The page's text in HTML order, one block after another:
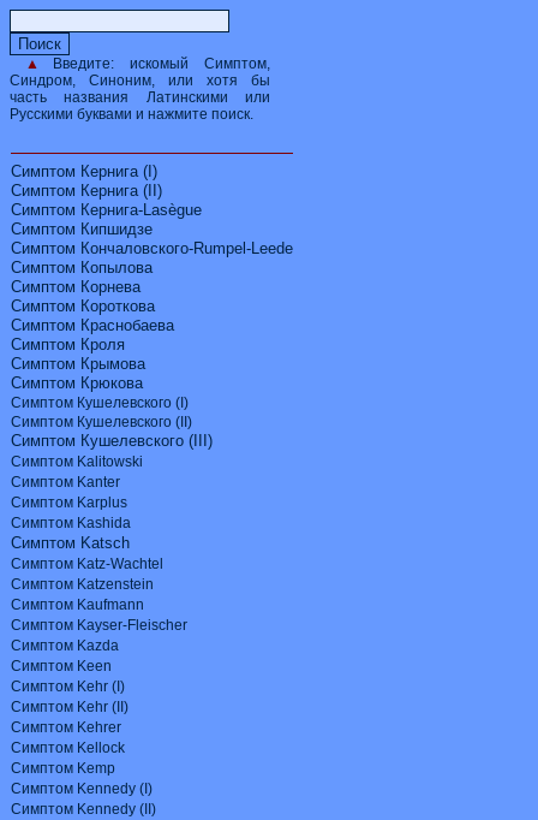
▲ Введите:
искомый Симптом,
Синдром, Синоним, или хотя бы
часть названия Латинскими или
Русскими буквами и нажмите поиск.
Симптом Кернига (I)
Симптом Кернига (II)
Симптом Кернига-Lasègue
Симптом Кипшидзе
Симптом Кончаловского-Rumpel-Leede
Симптом Копылова
Симптом Корнева
Симптом Короткова
Симптом Краснобаева
Симптом Кроля
Симптом Крымова
Симптом Крюкова
Симптом Кушелевского (I)
Симптом Кушелевского (II)
Симптом Кушелевского ( )
Симптом Kalitowski
Симптом Kanter
Симптом Karplus
Симптом Kashida
Симптом Katsch
Симптом Katz-Wachtel
Симптом Katzenstein
Симптом Kaufmann
Симптом Kayser-Fleischer
Симптом Kazda
Симптом Keen
Симптом Kehr (I)
Симптом Kehr (II)
Симптом Kehrer
Симптом Kellock
Симптом Kemp
Симптом Kennedy (I)
Симптом Kennedy (II)